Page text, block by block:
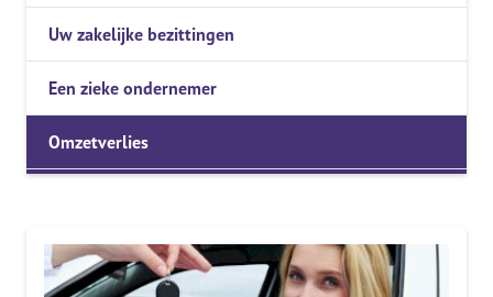
Uw zakelijke bezittingen
Een zieke ondernemer
Omzetverlies